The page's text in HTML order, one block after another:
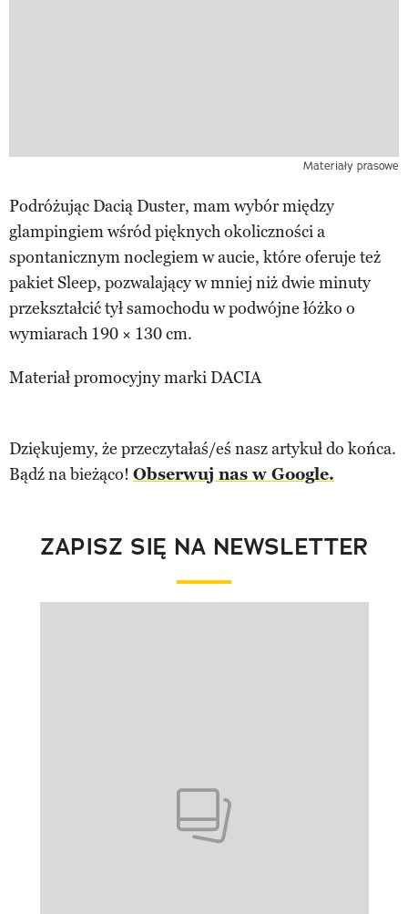
Materiały prasowe
Podróżując Dacią Duster, mam wybór między
glampingiem wśród pięknych okoliczności a
spontanicznym noclegiem w aucie, które oferuje też
pakiet Sleep, pozwalający w mniej niż dwie minuty
przekształcić tył samochodu w podwójne łóżko o
wymiarach 190 × 130 cm.
Materiał promocyjny marki DACIA
Dziękujemy, że przeczytałaś/eś nasz artykuł do końca.
Bądź na bieżąco! Obserwuj nas w Google.
ZAPISZ SIĘ NA NEWSLETTER